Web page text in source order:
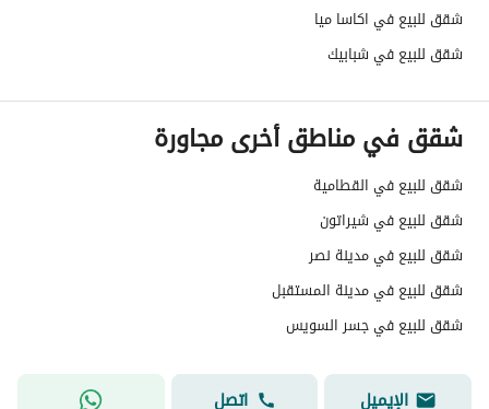
شقق للبيع في اكاسا ميا
شقق للبيع في شبابيك
شقق في مناطق أخرى مجاورة
شقق للبيع في القطامية
شقق للبيع في شيراتون
شقق للبيع في مدينة نصر
شقق للبيع في مدينة المستقبل
شقق للبيع في جسر السويس
الإيميل اتصل